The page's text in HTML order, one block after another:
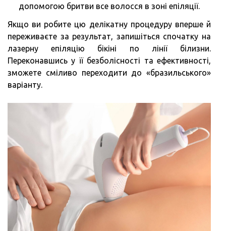
допомогою бритви все волосся в зоні епіляції.
Якщо ви робите цю делікатну процедуру вперше й
переживаєте за результат, запишіться спочатку на
лазерну епіляцію бікіні по лінії білизни.
Переконавшись у її безболісності та ефективності,
зможете сміливо переходити до «бразильського»
варіанту.